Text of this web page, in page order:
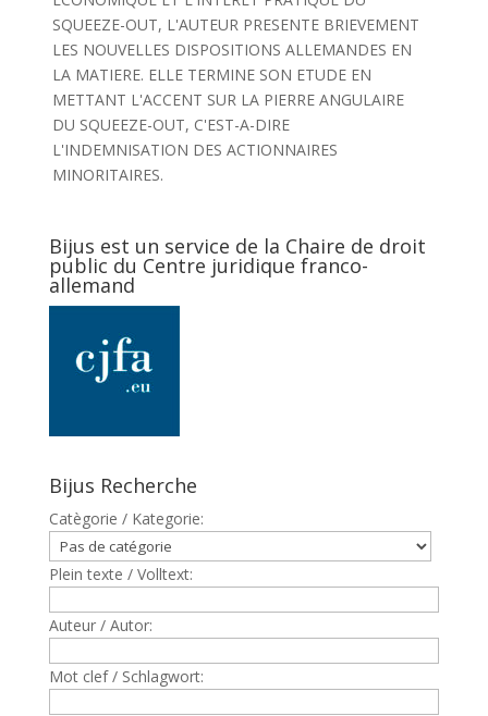
SQUEEZE-OUT, L'AUTEUR PRESENTE BRIEVEMENT
LES NOUVELLES DISPOSITIONS ALLEMANDES EN
LA MATIERE. ELLE TERMINE SON ETUDE EN
METTANT L'ACCENT SUR LA PIERRE ANGULAIRE
DU SQUEEZE-OUT, C'EST-A-DIRE
L'INDEMNISATION DES ACTIONNAIRES
MINORITAIRES.
Bijus est un service de la Chaire de droit
public du Centre juridique franco-
allemand
Bijus Recherche
Catègorie / Kategorie:
Plein texte / Volltext:
Auteur / Autor:
Mot clef / Schlagwort: